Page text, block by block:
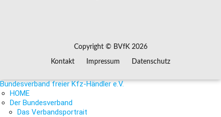
Copyright © BVfK 2026
Kontakt Impressum Datenschutz
Bundesverband freier Kfz-Händler e.V.
HOME
Der Bundesverband
Das Verbandsportrait